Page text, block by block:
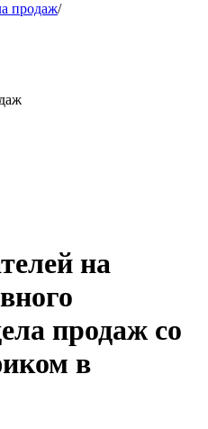
продаж/
на
продаж со
в